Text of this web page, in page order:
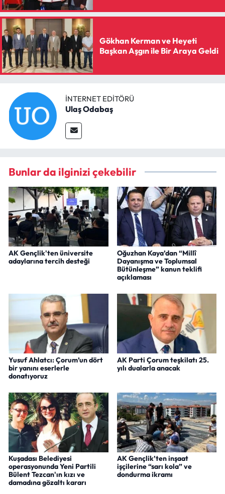
Gökhan Kerman ve Heyeti
Başkan Aşgın ile Bir Araya Geldi
İNTERNET EDITÖRÜ
Ulaş Odabaş
Bunlar da ilginizi çekebilir
AK Gençlik'ten üniversite
adaylarına tercih desteği
Oğuzhan Kaya’dan “Millî
Dayanışma ve Toplumsal
Bütünleşme” kanun teklifi
açıklaması
Yusuf Ahlatcı: Çorum’un dört
bir yanını eserlerle
donatıyoruz
AK Parti Çorum teşkilatı 25.
yılı dualarla anacak
Kuşadası Belediyesi
operasyonunda Yeni Partili
Bülent Tezcan'ın kızı ve
damadına gözaltı kararı
AK Gençlik’ten inşaat
işçilerine “sarı kola” ve
dondurma ikramı